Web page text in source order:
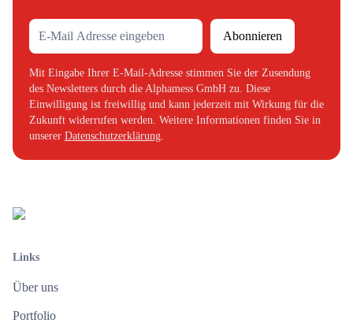
Abonnieren
Mit Eingabe Ihrer E-Mail-Adresse stimmen Sie der Zusendung
des Newsletters durch die Alphamess GmbH zu. Diese
Einwilligung ist freiwillig und kann jederzeit mit Wirkung für die
Zukunft widerrufen werden. Weitere Informationen finden Sie in
unserer Datenschutzerklärung.
Links
Über uns
Portfolio